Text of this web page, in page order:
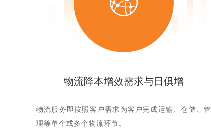
物流降本增效需求与日俱增
物流服务即按照客户需求为客户完成运输、仓储、管
理等单个或多个物流环节。